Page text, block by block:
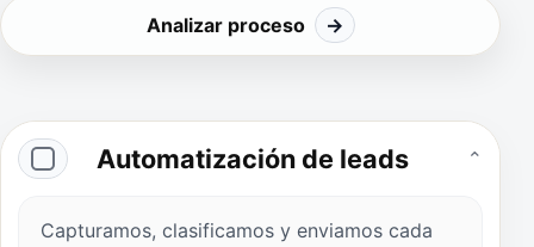
Analizar proceso →
Automatización de leads ⌄
Capturamos, clasificamos y enviamos cada